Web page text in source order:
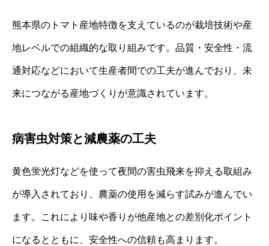
熊本県のトマト産地特徴を支えているのが栽培技術や産
地レベルでの組織的な取り組みです。品質・安全性・流
通対応などにおいて生産者間での工夫が進んでおり、未
来につながる産地づくりが意識されています。
病害虫対策と減農薬の工夫
黄色蛍光灯などを使って夜間の害虫飛来を抑える取組み
が導入されており、農薬の使用を減らす試みが進んでい
ます。これにより味や香りが他産地との差別化ポイント
になるとともに、安全性への信頼も高まります。